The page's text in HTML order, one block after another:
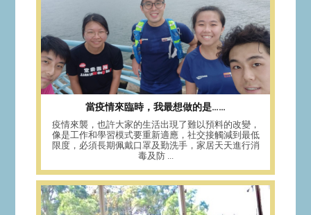
當疫情來臨時，我最想做的是……
疫情來襲，也許大家的生活出現了難以預料的改變，
像是工作和學習模式要重新適應，社交接觸減到最低
限度，必須長期佩戴口罩及勤洗手，家居天天進行消
毒及防 ...